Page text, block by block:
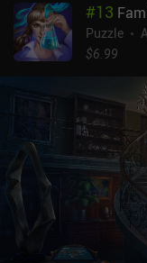
#13
Puzzle
$6.99